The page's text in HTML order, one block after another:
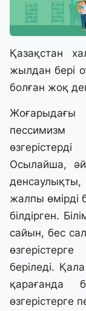
Қазақстан
жылдан бері
болған жоқ
Жоғарыдағы
Осылайша,
жалпы өмірді
білдірген.
сайын, бес
беріледі.
қарағанда
өзгерістерге